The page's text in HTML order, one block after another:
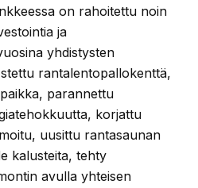
on rahoitettu noin
ja
yhdistysten
rantalentopallokenttä,
parannettu
korjattu
uusittu rantasaunan
kalusteita, tehty
avulla yhteisen